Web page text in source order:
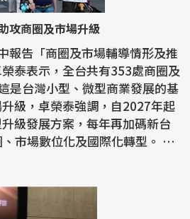
攻商圈及市場升級
報告「商圈及市場輔導情形及推
泰表示，全台共有353處商圈及
是台灣小型、微型商業發展的基
級，卓榮泰強調，自2027年起
級發展方案，每年再加碼新台
場數位化及國際化轉型。 經